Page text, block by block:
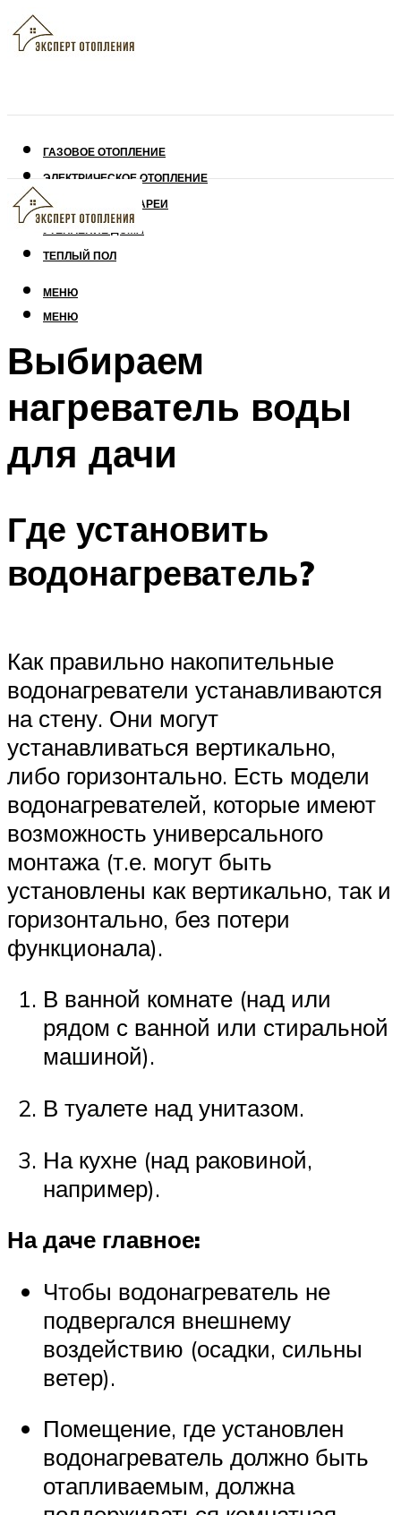
ГАЗОВОЕ ОТОПЛЕНИЕ
ЭЛЕКТРИЧЕСКОЕ ОТОПЛЕНИЕ
СОЛНЕЧНЫЕ БАТАРЕИ
УТЕПЛЕНИЕ ДОМА
ТЕПЛЫЙ ПОЛ
МЕНЮ
МЕНЮ
Выбираем
нагреватель воды
для дачи
Где установить
водонагреватель?
Как правильно накопительные
водонагреватели устанавливаются
на стену. Они могут
устанавливаться вертикально,
либо горизонтально. Есть модели
водонагревателей, которые имеют
возможность универсального
монтажа (т.е. могут быть
установлены как вертикально, так и
горизонтально, без потери
функционала).
В ванной комнате (над или
рядом с ванной или стиральной
машиной).
В туалете над унитазом.
На кухне (над раковиной,
например).
На даче главное:
Чтобы водонагреватель не
подвергался внешнему
воздействию (осадки, сильны
ветер).
Помещение, где установлен
водонагреватель должно быть
отапливаемым, должна